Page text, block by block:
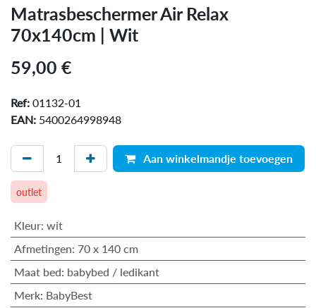
Matrasbeschermer Air Relax
70x140cm | Wit
59,00 €
Ref: 01132-01
EAN: 5400264998948
Aan winkelmandje toevoegen
outlet
Kleur: wit
Afmetingen: 70 x 140 cm
Maat bed: babybed / ledikant
Merk: BabyBest